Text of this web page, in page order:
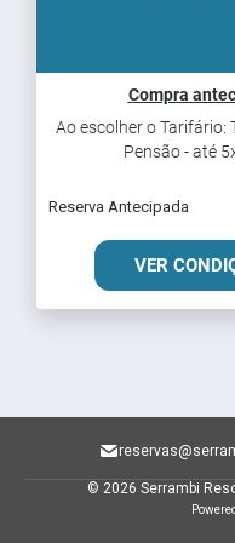
Compra
Ao escolher o Tarifário:
Pensão - até 5x
Reserva Antecipada
VER
© 2026 Serrambi